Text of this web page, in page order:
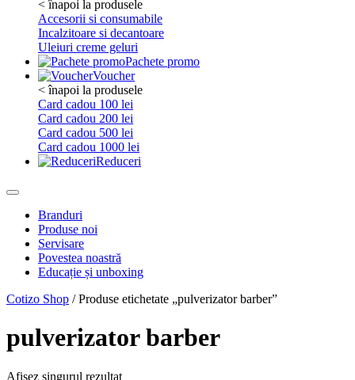
< înapoi la produsele
Accesorii si consumabile
Incalzitoare si decantoare
Uleiuri creme geluri
Pachete promo
Voucher
< înapoi la produsele
Card cadou 100 lei
Card cadou 200 lei
Card cadou 500 lei
Card cadou 1000 lei
Reduceri
Branduri
Produse noi
Servisare
Povestea noastră
Educație și unboxing
Cotizo Shop / Produse etichetate „pulverizator barber”
pulverizator barber
Afișez singurul rezultat